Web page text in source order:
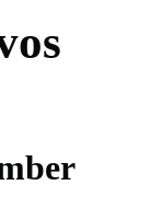
os
ber